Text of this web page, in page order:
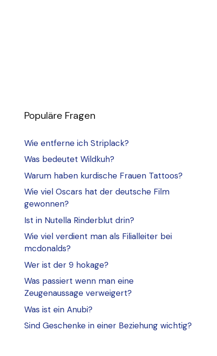
Populäre Fragen
Wie entferne ich Striplack?
Was bedeutet Wildkuh?
Warum haben kurdische Frauen Tattoos?
Wie viel Oscars hat der deutsche Film
gewonnen?
Ist in Nutella Rinderblut drin?
Wie viel verdient man als Filialleiter bei
mcdonalds?
Wer ist der 9 hokage?
Was passiert wenn man eine
Zeugenaussage verweigert?
Was ist ein Anubi?
Sind Geschenke in einer Beziehung wichtig?